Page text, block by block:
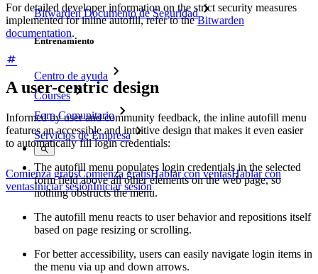
Bitwarden Documento de Seguridad
Entrenamiento
Centro de ayuda
Courses
Foro Comunitario
Servicios de Empresa
Comienza gratisComienza gratisHablar con ventasHablar con
ventasIniciar sesiónIniciar sesión
For detailed developer information on the strict security measures
implemented for inline autofill, refer to theBitwarden
documentation.
A user-centric design
Informed by user and community feedback, the inline autofill menu
features an accessible and intuitive design that makes it even easier
to automatically fill login credentials:
The autofill menu populates login credentials in the selected
form field above all other elements on the web page, so
nothing obstructs the menu.
The autofill menu reacts to user behavior and repositions itself
based on page resizing or scrolling.
For better accessibility, users can easily navigate login items in
the menu via up and down arrows.